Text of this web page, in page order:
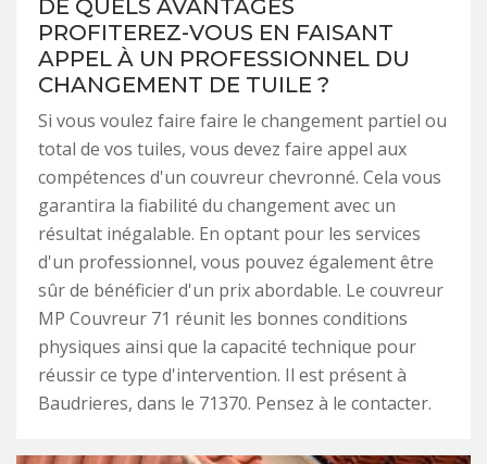
DE QUELS AVANTAGES
PROFITEREZ-VOUS EN FAISANT
APPEL À UN PROFESSIONNEL DU
CHANGEMENT DE TUILE ?
Si vous voulez faire faire le changement partiel ou
total de vos tuiles, vous devez faire appel aux
compétences d'un couvreur chevronné. Cela vous
garantira la fiabilité du changement avec un
résultat inégalable. En optant pour les services
d'un professionnel, vous pouvez également être
sûr de bénéficier d'un prix abordable. Le couvreur
MP Couvreur 71 réunit les bonnes conditions
physiques ainsi que la capacité technique pour
réussir ce type d'intervention. Il est présent à
Baudrieres, dans le 71370. Pensez à le contacter.